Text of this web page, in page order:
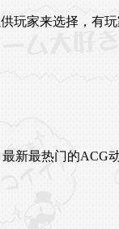
家来选择，有
新最热门的